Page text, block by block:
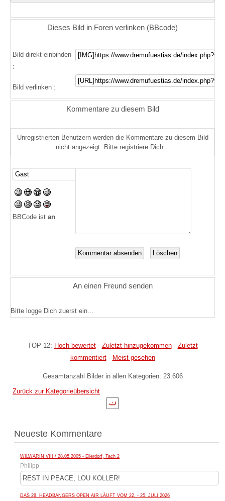
Dieses Bild in Foren verlinken (BBcode)
Bild direkt einbinden
:
Bild verlinken :
Kommentare zu diesem Bild
Unregistrierten Benutzern werden die Kommentare zu diesem Bild
nicht angezeigt. Bitte registriere Dich...
BBCode ist an
An einen Freund senden
Bitte logge Dich zuerst ein...
TOP 12: Hoch bewertet- Zuletzt hinzugekommen- Zuletzt
kommentiert- Meist gesehen
Gesamtanzahl Bilder in allen Kategorien: 23.606
Zurück zur Kategorieübersicht
Neueste Kommentare
WILWARIN VIII / 28.05.2005 - Ellerdorf, Tach 2
Philipp
REST IN PEACE, LOU KOLLER!
DAS 28. HEADBANGERS OPEN AIR LÄUFT VOM 22. - 25. JULI 2026